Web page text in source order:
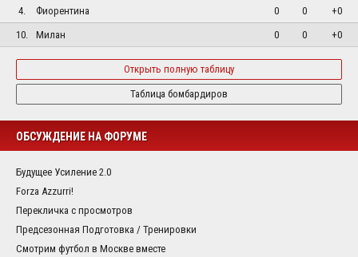
4.
Фиорентина 0 0
+0
10.
Милан 0 0 +0
Открыть полную таблицу
Таблица бомбардиров
ОБСУЖДЕНИЕ НА ФОРУМЕ
Будущее Усиление 2.0
Forza Azzurri!
Перекличка с просмотров
Предсезонная Подготовка / Тренировки
Смотрим футбол в Москве вместе